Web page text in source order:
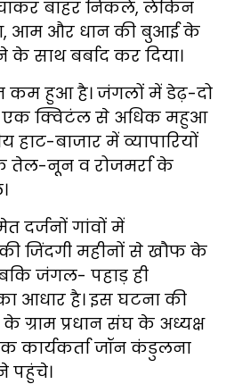
बाहर निकले, लेकिन
आम और धान की बुआई के
के साथ बर्बाद कर दिया।
कम हुआ है। जंगलों में डेढ़-दो
क्विटंल से अधिक महुआ
हाट-बाजार में व्यापारियों
तेल-नून व रोजमर्रा के
दर्जनों गांवों में
की जिंदगी महीनों से खौफ के
जंगल- पहाड़ ही
आधार है। इस घटना की
ग्राम प्रधान संघ के अध्यक्ष
कार्यकर्ता जॉन कंडुलना
पहुंचे।